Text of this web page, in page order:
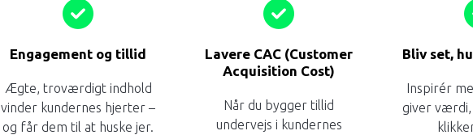
Engagement og tillid
Ægte, troværdigt indhold
vinder kundernes hjerter –
og får dem til at huske jer.
Lavere CAC (Customer
Acquisition Cost)
Når du bygger tillid
undervejs i kundernes
Bliv set,
Inspirér
giver værdi,